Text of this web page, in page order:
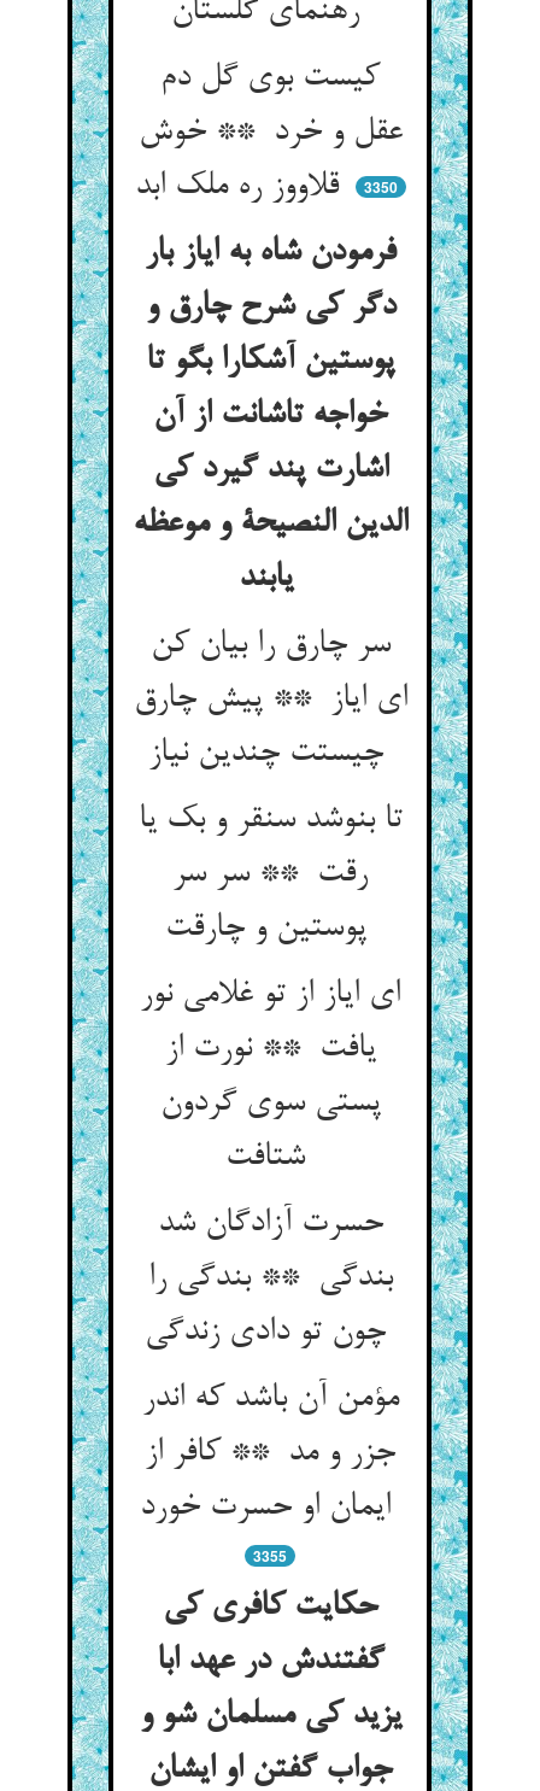
کیست بوی گل دم
عقل و خرد ** خوش
قلاووز ره ملک ابد
3350
فرمودن شاه به ایاز بار
دگر کی شرح چارق و
پوستین آشکارا بگو تا
خواجه تاشانت از آن
اشارت پند گیرد کی
الدین النصیحة و موعظه
یابند
سر چارق را بیان کن
ای ایاز ** پیش چارق
چیستت چندین نیاز
تا بنوشد سنقر و بک یا
رقت ** سر سر
پوستین و چارقت
ای ایاز از تو غلامی نور
یافت ** نورت از
پستی سوی گردون
شتافت
حسرت آزادگان شد
بندگی ** بندگی را
مؤمن آن باشد که اندر
جزر و مد ** کافر از
3355
حکایت کافری کی
گفتندش در عهد ابا
یزید کی مسلمان شو و
جواب گفتن او ایشان